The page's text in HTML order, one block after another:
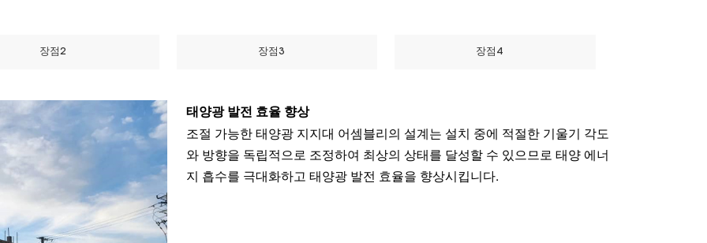
장점2 장점3 장점4
태양광 발전 효율 향상
조절 가능한 태양광 지지대 어셈블리의 설계는 설치 중에 적절한 기울기 각도
와 방향을 독립적으로 조정하여 최상의 상태를 달성할 수 있으므로 태양 에너
지 흡수를 극대화하고 태양광 발전 효율을 향상시킵니다.